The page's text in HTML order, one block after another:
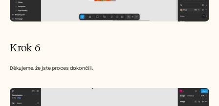
Krok 6
Děkujeme, že jste proces dokončili.